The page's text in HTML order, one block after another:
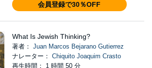
会員登録で30％OFF
What Is Jewish Thinking?
著者： Juan Marcos Bejarano Gutierrez
ナレーター： Chiquito Joaquim Crasto
再生時間： 1 時間 50 分